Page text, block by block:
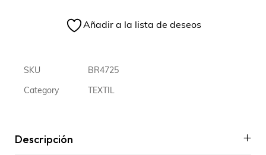
Añadir a la lista de deseos
SKU BR4725
Category TEXTIL
Descripción